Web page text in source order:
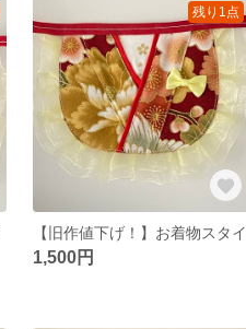
残り1点
【旧作値下げ！】お着物スタイ
1,500円